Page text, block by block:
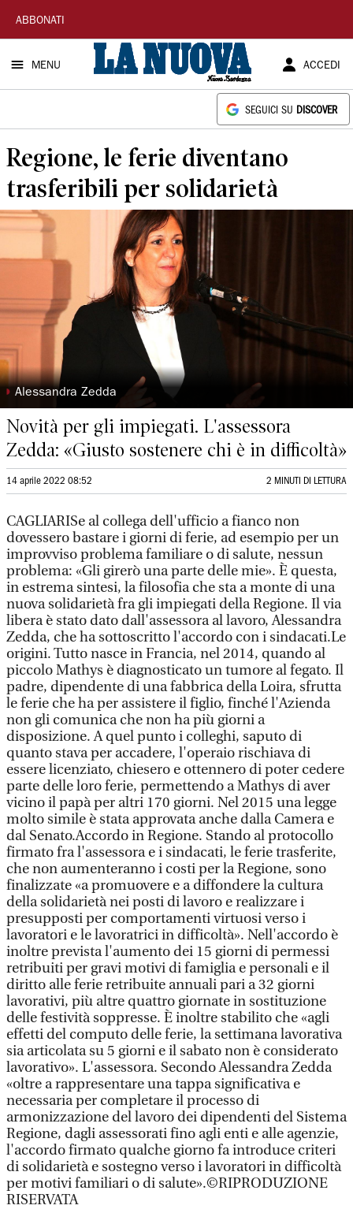
La
Nuova
Sardegna
ABBONATI
MENU ACCEDI
SEGUICI SU DISCOVER
Regione, le ferie diventano
trasferibili per solidarietà
◗ Alessandra Zedda
Novità per gli impiegati. L'assessora
Zedda: «Giusto sostenere chi è in difficoltà»
14 aprile 2022 08:52 2 MINUTI DI LETTURA
CAGLIARISe al collega dell'ufficio a fianco non
dovessero bastare i giorni di ferie, ad esempio per un
improvviso problema familiare o di salute, nessun
problema: «Gli girerò una parte delle mie». È questa,
in estrema sintesi, la filosofia che sta a monte di una
nuova solidarietà fra gli impiegati della Regione. Il via
libera è stato dato dall'assessora al lavoro, Alessandra
Zedda, che ha sottoscritto l'accordo con i sindacati.Le
origini. Tutto nasce in Francia, nel 2014, quando al
piccolo Mathys è diagnosticato un tumore al fegato. Il
padre, dipendente di una fabbrica della Loira, sfrutta
le ferie che ha per assistere il figlio, finché l'Azienda
non gli comunica che non ha più giorni a
disposizione. A quel punto i colleghi, saputo di
quanto stava per accadere, l'operaio rischiava di
essere licenziato, chiesero e ottennero di poter cedere
parte delle loro ferie, permettendo a Mathys di aver
vicino il papà per altri 170 giorni. Nel 2015 una legge
molto simile è stata approvata anche dalla Camera e
dal Senato.Accordo in Regione. Stando al protocollo
firmato fra l'assessora e i sindacati, le ferie trasferite,
che non aumenteranno i costi per la Regione, sono
finalizzate «a promuovere e a diffondere la cultura
della solidarietà nei posti di lavoro e realizzare i
presupposti per comportamenti virtuosi verso i
lavoratori e le lavoratrici in difficoltà». Nell'accordo è
inoltre prevista l'aumento dei 15 giorni di permessi
retribuiti per gravi motivi di famiglia e personali e il
diritto alle ferie retribuite annuali pari a 32 giorni
lavorativi, più altre quattro giornate in sostituzione
delle festività soppresse. È inoltre stabilito che «agli
effetti del computo delle ferie, la settimana lavorativa
sia articolata su 5 giorni e il sabato non è considerato
lavorativo». L'assessora. Secondo Alessandra Zedda
«oltre a rappresentare una tappa significativa e
necessaria per completare il processo di
armonizzazione del lavoro dei dipendenti del Sistema
Regione, dagli assessorati fino agli enti e alle agenzie,
l'accordo firmato qualche giorno fa introduce criteri
di solidarietà e sostegno verso i lavoratori in difficoltà
per motivi familiari o di salute».©RIPRODUZIONE
RISERVATA